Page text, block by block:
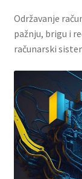
Održavanje
pažnju, brigu i
računarski